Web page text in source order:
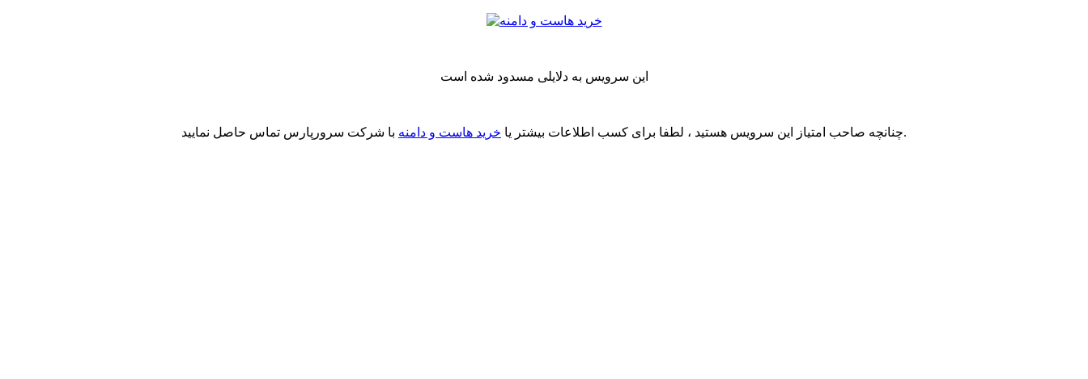
این سرویس به دلایلی مسدود شده است
چنانچه صاحب امتیاز این سرویس هستید ، لطفا برای کسب اطلاعات بیشتر یا خرید هاست و دامنه با شرکت سرورپارس تماس حاصل نمایید.